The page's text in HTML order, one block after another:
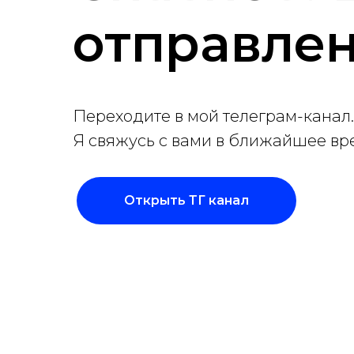
Переходите в мой телеграм-канал.
Я свяжусь с вами в ближайшее
Открыть ТГ канал